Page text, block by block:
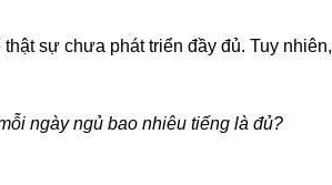
sự chưa phát triển đầy đủ. Tuy
ngày ngủ bao nhiêu tiếng là đủ?